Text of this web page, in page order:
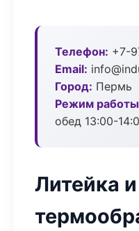
Телефон: +7-
Email:
Город: Пермь
Режим
обед 13:00-
Литейка и